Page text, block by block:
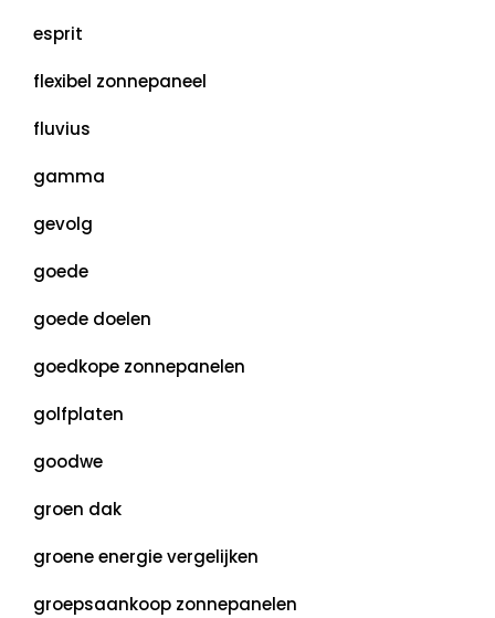
esprit
flexibel zonnepaneel
fluvius
gamma
gevolg
goede
goede doelen
goedkope zonnepanelen
golfplaten
goodwe
groen dak
groene energie vergelijken
groepsaankoop zonnepanelen